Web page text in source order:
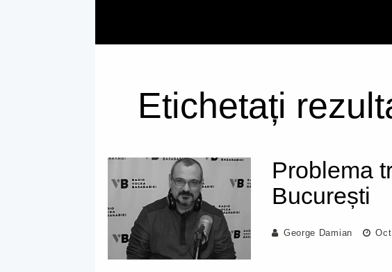
Etichetați
Problema
București
George Damian